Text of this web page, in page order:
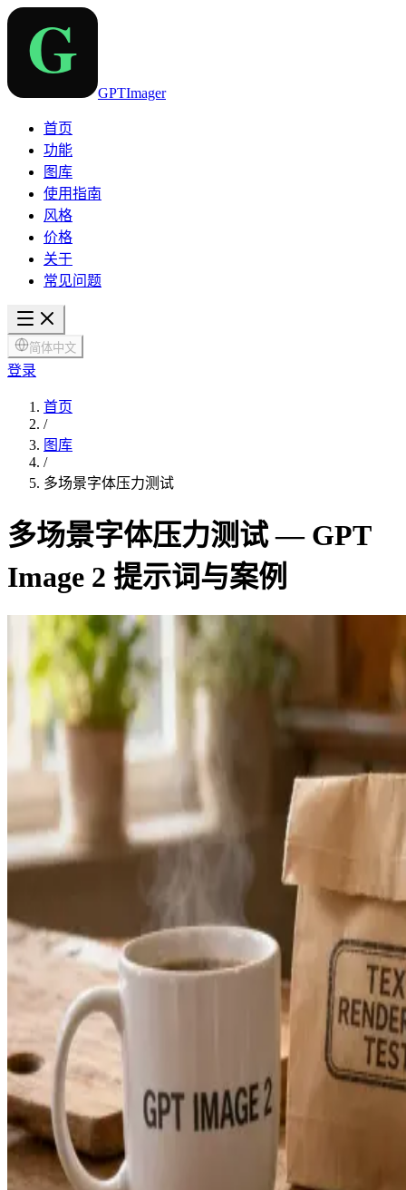
GPTImager
首页
功能
图库
使用指南
风格
价格
关于
常见问题
简体中文
登录
首页
/
图库
/
多场景字体压力测试
多场景字体压力测试 — GPT
Image 2 提示词与案例